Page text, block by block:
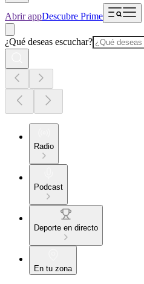
Abrir appDescubre Prime
¿Qué deseas escuchar?
Radio
Podcast
Deporte en directo
En tu zona